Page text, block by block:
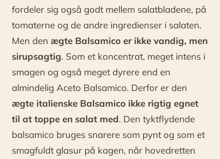
fordeler sig også godt mellem salatbladene, på
tomaterne og de andre ingredienser i salaten.
Men den ægte Balsamico er ikke vandig, men
sirupsagtig. Som et koncentrat, meget intens i
smagen og også meget dyrere end en
almindelig Aceto Balsamico. Derfor er den
ægte italienske Balsamico ikke rigtig egnet
til at toppe en salat med. Den tyktflydende
balsamico bruges snarere som pynt og som et
smagfuldt glasur på kagen, når hovedretten